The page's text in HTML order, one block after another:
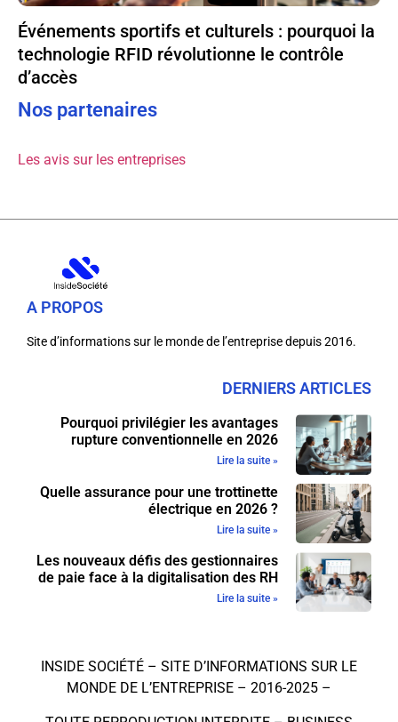
Événements sportifs et culturels : pourquoi la
technologie RFID révolutionne le contrôle
d’accès
Nos partenaires
Les avis sur les entreprises
A PROPOS
Site d’informations sur le monde de l’entreprise depuis 2016.
DERNIERS ARTICLES
Pourquoi privilégier les avantages
rupture conventionnelle en 2026
Lire la suite »
Quelle assurance pour une trottinette
électrique en 2026 ?
Lire la suite »
Les nouveaux défis des gestionnaires
de paie face à la digitalisation des RH
Lire la suite »
INSIDE SOCIÉTÉ – SITE D’INFORMATIONS SUR LE
MONDE DE L’ENTREPRISE – 2016-2025 –